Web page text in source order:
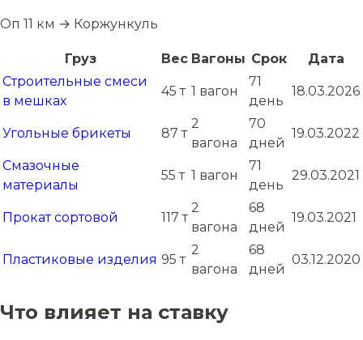
Оп 11 км → Коржункуль
Груз Вес Вагоны Срок
Дата
Строительные смеси
в мешках
45 т 1 вагон
71
день
18.03.2026
Угольные брикеты 87 т
2
вагона
70
дней
19.03.2022
Смазочные
материалы
55 т 1 вагон
71
день
29.03.2021
Прокат сортовой 117 т
2
вагона
68
дней
19.03.2021
Пластиковые изделия 95 т
2
вагона
68
дней
03.12.2020
Что влияет на ставку